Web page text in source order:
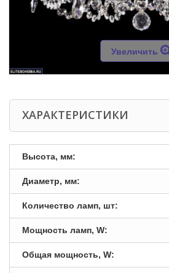
Увеличить
ХАРАКТЕРИСТИКИ
Высота, мм:
Диаметр, мм:
Количество ламп, шт:
Мощность ламп, W:
Общая мощность, W: